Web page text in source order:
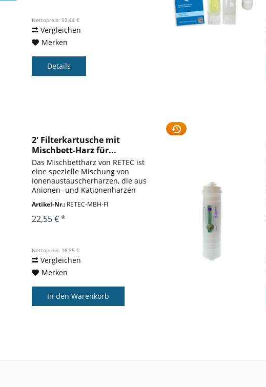
Nettopreis: 92,44 €
Vergleichen
Merken
Details
2' Filterkartusche mit
Mischbett-Harz für...
Das Mischbettharz von RETEC ist
eine spezielle Mischung von
Ionenaustauscherharzen, die aus
Anionen- und Kationenharzen
ideal für die Vollentsalzung des
Füllwassers von Aquarien
Artikel-Nr.: RETEC-MBH-FI
22,55 € *
Nettopreis: 18,95 €
Vergleichen
Merken
In den Warenkorb